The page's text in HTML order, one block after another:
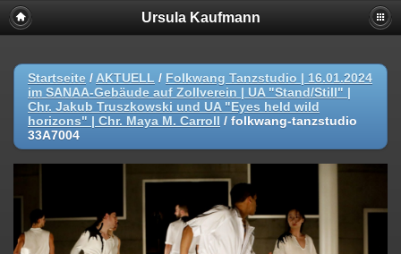
Ursula Kaufmann
Startseite / AKTUELL / Folkwang Tanzstudio | 16.01.2024
im SANAA-Gebäude auf Zollverein | UA "Stand/Still" |
Chr. Jakub Truszkowski und UA "Eyes held wild
horizons" | Chr. Maya M. Carroll / folkwang-tanzstudio
33A7004